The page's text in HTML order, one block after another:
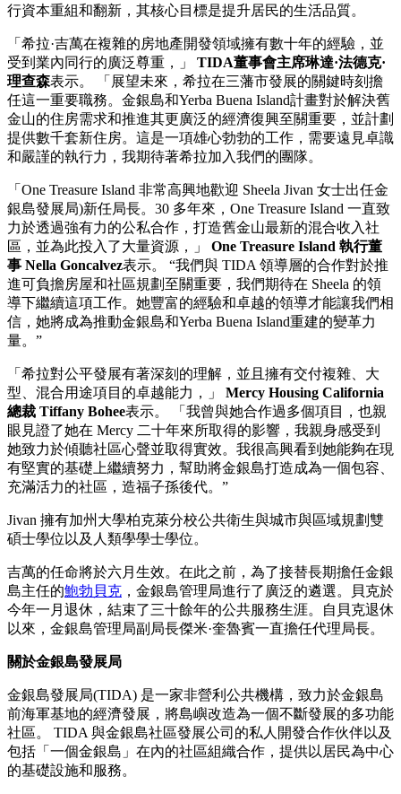
行資本重組和翻新，其核心目標是提升居民的生活品質。
「希拉·吉萬在複雜的房地產開發領域擁有數十年的經驗，並
受到業內同行的廣泛尊重，」 TIDA董事會主席琳達·法德克·
理查森表示。 「展望未來，希拉在三藩市發展的關鍵時刻擔
任這一重要職務。金銀島和Yerba Buena Island計畫對於解決舊
金山的住房需求和推進其更廣泛的經濟復興至關重要，並計劃
提供數千套新住房。這是一項雄心勃勃的工作，需要遠見卓識
和嚴謹的執行力，我期待著希拉加入我們的團隊。
「One Treasure Island 非常高興地歡迎 Sheela Jivan 女士出任金
銀島發展局)新任局長。30 多年來，One Treasure Island 一直致
力於透過強有力的公私合作，打造舊金山最新的混合收入社
區，並為此投入了大量資源，」 One Treasure Island 執行董
事 Nella Goncalvez表示。 “我們與 TIDA 領導層的合作對於推
進可負擔房屋和社區規劃至關重要，我們期待在 Sheela 的領
導下繼續這項工作。她豐富的經驗和卓越的領導才能讓我們相
信，她將成為推動金銀島和Yerba Buena Island重建的變革力
量。”
「希拉對公平發展有著深刻的理解，並且擁有交付複雜、大
型、混合用途項目的卓越能力，」 Mercy Housing California
總裁 Tiffany Bohee表示。 「我曾與她合作過多個項目，也親
眼見證了她在 Mercy 二十年來所取得的影響，我親身感受到
她致力於傾聽社區心聲並取得實效。我很高興看到她能夠在現
有堅實的基礎上繼續努力，幫助將金銀島打造成為一個包容、
充滿活力的社區，造福子孫後代。”
Jivan 擁有加州大學柏克萊分校公共衛生與城市與區域規劃雙
碩士學位以及人類學學士學位。
吉萬的任命將於六月生效。在此之前，為了接替長期擔任金銀
島主任的鮑勃貝克 ，金銀島管理局進行了廣泛的遴選。貝克於
今年一月退休，結束了三十餘年的公共服務生涯。自貝克退休
以來，金銀島管理局副局長傑米·奎魯賓一直擔任代理局長。
關於金銀島發展局
金銀島發展局(TIDA) 是一家非營利公共機構，致力於金銀島
前海軍基地的經濟發展，將島嶼改造為一個不斷發展的多功能
社區。 TIDA 與金銀島社區發展公司的私人開發合作伙伴以及
包括「一個金銀島」在內的社區組織合作，提供以居民為中心
的基礎設施和服務。